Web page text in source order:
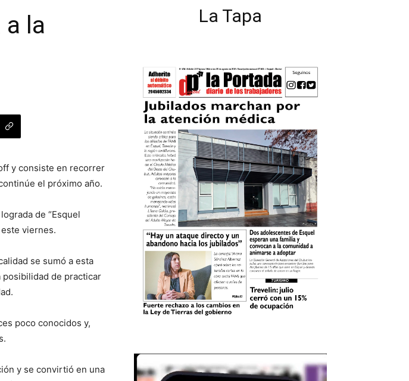
a la
y consiste en recorrer
el próximo año.
de “Esquel
viernes.
se sumó a esta
posibilidad de practicar
poco conocidos y,
y se convirtió en una
La Tapa